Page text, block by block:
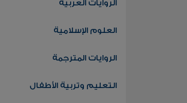
الروايات العربية
العلوم الإسلامية
الروايات المترجمة
التعليم وتربية الأطفال